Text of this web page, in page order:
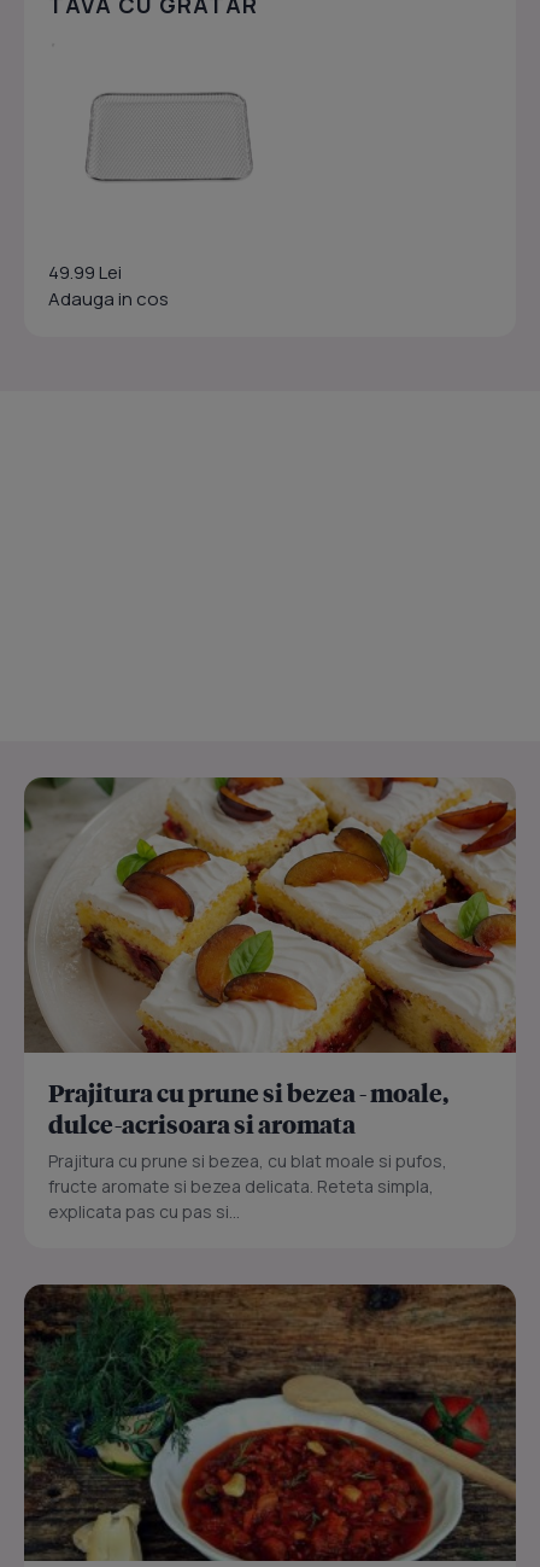
49.99 Lei
Adauga in cos
Prajitura cu prune si bezea - moale,
dulce-acrisoara si aromata
Prajitura cu prune si bezea, cu blat moale si pufos,
fructe aromate si bezea delicata. Reteta simpla,
explicata pas cu pas si...